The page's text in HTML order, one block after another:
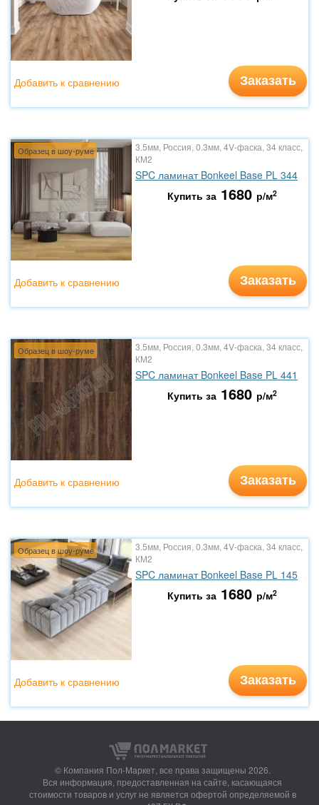
Заказать
Добавить к сравнению
Образец в шоу-руме
3.5мм, Россия, 0.3мм, 4V-фаска, 34 класс,
КМ2
SPC ламинат Bonkeel Base PL 344
Купить за 1680 р/м2
Заказать
Добавить к сравнению
Образец в шоу-руме
3.5мм, Россия, 0.3мм, 4V-фаска, 34 класс,
КМ2
SPC ламинат Bonkeel Base PL 441
Купить за 1680 р/м2
Заказать
Добавить к сравнению
Образец в шоу-руме
3.5мм, Россия, 0.3мм, 4V-фаска, 34 класс,
КМ2
SPC ламинат Bonkeel Base PL 145
Купить за 1680 р/м2
Заказать
Добавить к сравнению
© Компания Пол-Маркет, все права защищены 2026.
Вся информация, предоставленная на сайте, касающаяся
стоимости товаров и услуг не является офертой определяемой в